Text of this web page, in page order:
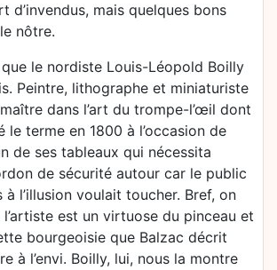
d’invendus, mais quelques bons
nôtre.
que le nordiste Louis-Léopold Boilly
Peintre, lithographe et miniaturiste
dans l’art du trompe-l’œil dont
le terme en 1800 à l’occasion de
de ses tableaux qui nécessita
de sécurité autour car le public
l’illusion voulait toucher. Bref, on
est un virtuose du pinceau et
bourgeoisie que Balzac décrit
à l’envi. Boilly, lui, nous la montre